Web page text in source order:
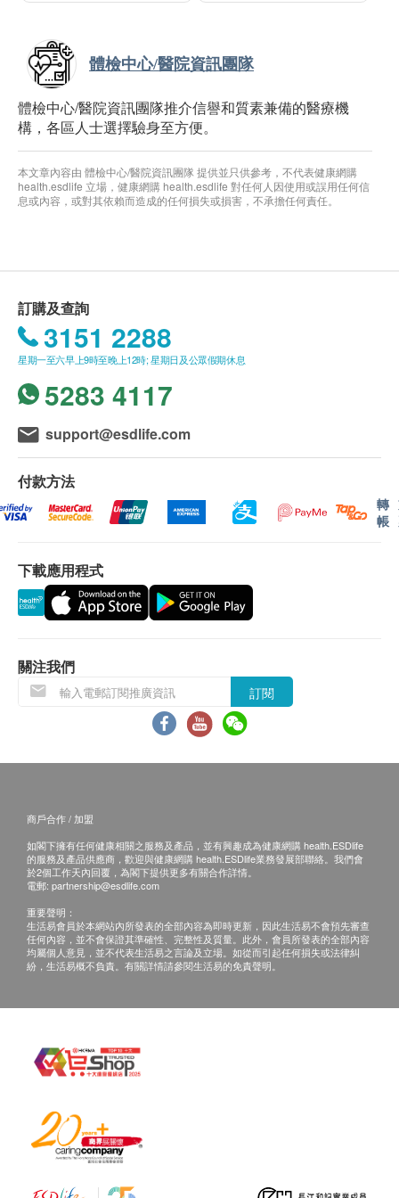
體檢中心/醫院資訊團隊
體檢中心/醫院資訊團隊推介信譽和質素兼備的醫療機
構，各區人士選擇驗身至方便。
本文章內容由 體檢中心/醫院資訊團隊 提供並只供參考，不代表健康網購
health.esdlife 立場，健康網購 health.esdlife 對任何人因使用或誤用任何信
息或內容，或對其依賴而造成的任何損失或損害，不承擔任何責任。
訂購及查詢
3151 2288
星期一至六早上9時至晚上12時; 星期日及公眾假期休息
5283 4117
support@esdlife.com
付款方法
轉
帳
下載應用程式
關注我們
訂閱
商戶合作 / 加盟
如閣下擁有任何健康相關之服務及產品，並有興趣成為健康網購 health.ESDlife
的服務及產品供應商，歡迎與健康網購 health.ESDlife業務發展部聯絡。我們會
於2個工作天內回覆，為閣下提供更多有關合作詳情。
電郵: partnership@esdlife.com
重要聲明：
生活易會員於本網站內所發表的全部內容為即時更新，因此生活易不會預先審查
任何內容，並不會保證其準確性、完整性及質量。此外，會員所發表的全部內容
均屬個人意見，並不代表生活易之言論及立場。如從而引起任何損失或法律糾
紛，生活易概不負責。有關詳情請參閱生活易的免責聲明。